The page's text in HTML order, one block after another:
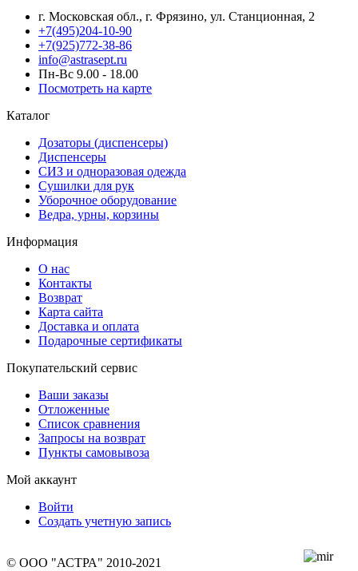
г. Московская обл., г. Фрязино, ул. Станционная, 2
+7(495)204-10-90
+7(925)772-38-86
info@astrasept.ru
Пн-Вс 9.00 - 18.00
Посмотреть на карте
Каталог
Дозаторы (диспенсеры)
Диспенсеры
СИЗ и одноразовая одежда
Сушилки для рук
Уборочное оборудование
Ведра, урны, корзины
Информация
О нас
Контакты
Возврат
Карта сайта
Доставка и оплата
Подарочные сертификаты
Покупательский сервис
Ваши заказы
Отложенные
Список сравнения
Запросы на возврат
Пункты самовывоза
Мой аккаунт
Войти
Создать учетную запись
© ООО "АСТРА" 2010-2021